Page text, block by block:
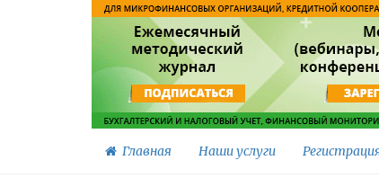
Главная Наши услуги